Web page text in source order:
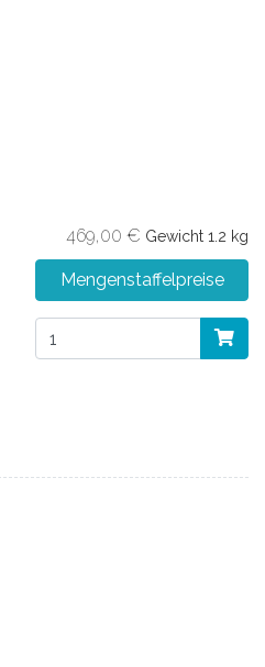
469,00 € Gewicht 1.2 kg
Mengenstaffelpreise